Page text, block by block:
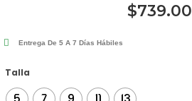
$739.00
Entrega De 5 A 7 Días Hábiles
Talla
Pantalón
Frida